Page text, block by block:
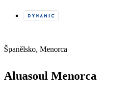
Španělsko, Menorca
Aluasoul Menorca